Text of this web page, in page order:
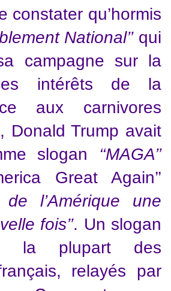
constater qu’hormis
National’’qui
campagne sur la
intérêts de la
aux carnivores
Donald Trump avait
slogan ‘‘MAGA’’
Great Again’’
de l’Amérique une
fois’’. Un slogan
la plupart des
relayés par